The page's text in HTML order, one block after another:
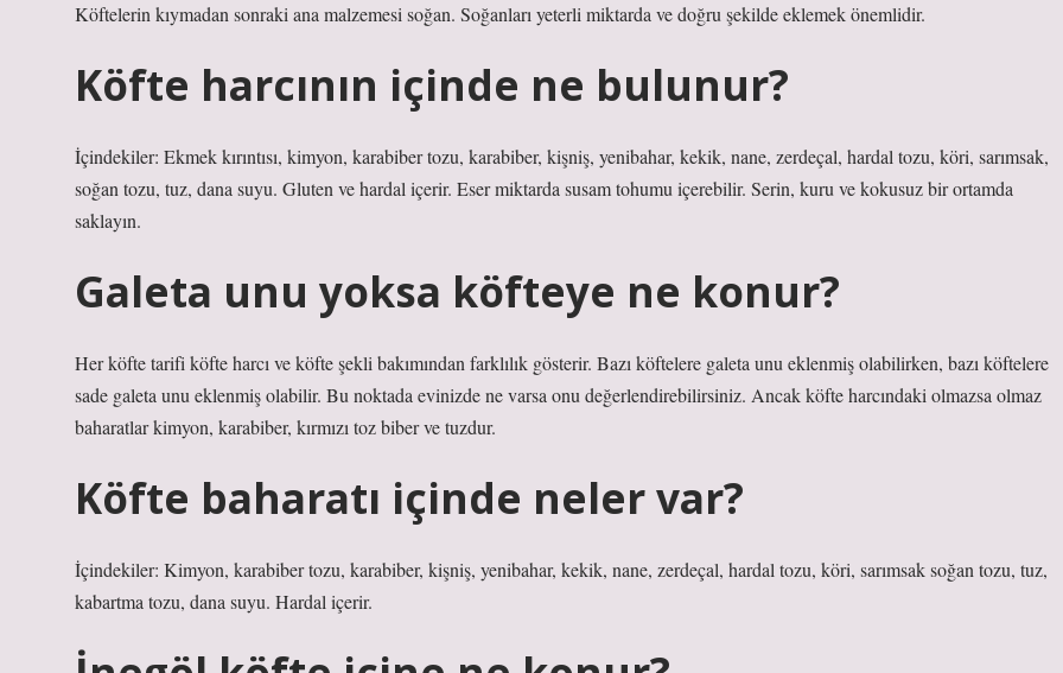
Köftelerin kıymadan sonraki ana malzemesi soğan. Soğanları yeterli miktarda ve doğru şekilde eklemek önemlidir.
Köfte harcının içinde ne bulunur?
İçindekiler: Ekmek kırıntısı, kimyon, karabiber tozu, karabiber, kişniş, yenibahar, kekik, nane, zerdeçal, hardal tozu, köri, sarımsak,
soğan tozu, tuz, dana suyu. Gluten ve hardal içerir. Eser miktarda susam tohumu içerebilir. Serin, kuru ve kokusuz bir ortamda
saklayın.
Galeta unu yoksa köfteye ne konur?
Her köfte tarifi köfte harcı ve köfte şekli bakımından farklılık gösterir. Bazı köftelere galeta unu eklenmiş olabilirken, bazı köftelere
sade galeta unu eklenmiş olabilir. Bu noktada evinizde ne varsa onu değerlendirebilirsiniz. Ancak köfte harcındaki olmazsa olmaz
baharatlar kimyon, karabiber, kırmızı toz biber ve tuzdur.
Köfte baharatı içinde neler var?
İçindekiler: Kimyon, karabiber tozu, karabiber, kişniş, yenibahar, kekik, nane, zerdeçal, hardal tozu, köri, sarımsak soğan tozu, tuz,
kabartma tozu, dana suyu. Hardal içerir.